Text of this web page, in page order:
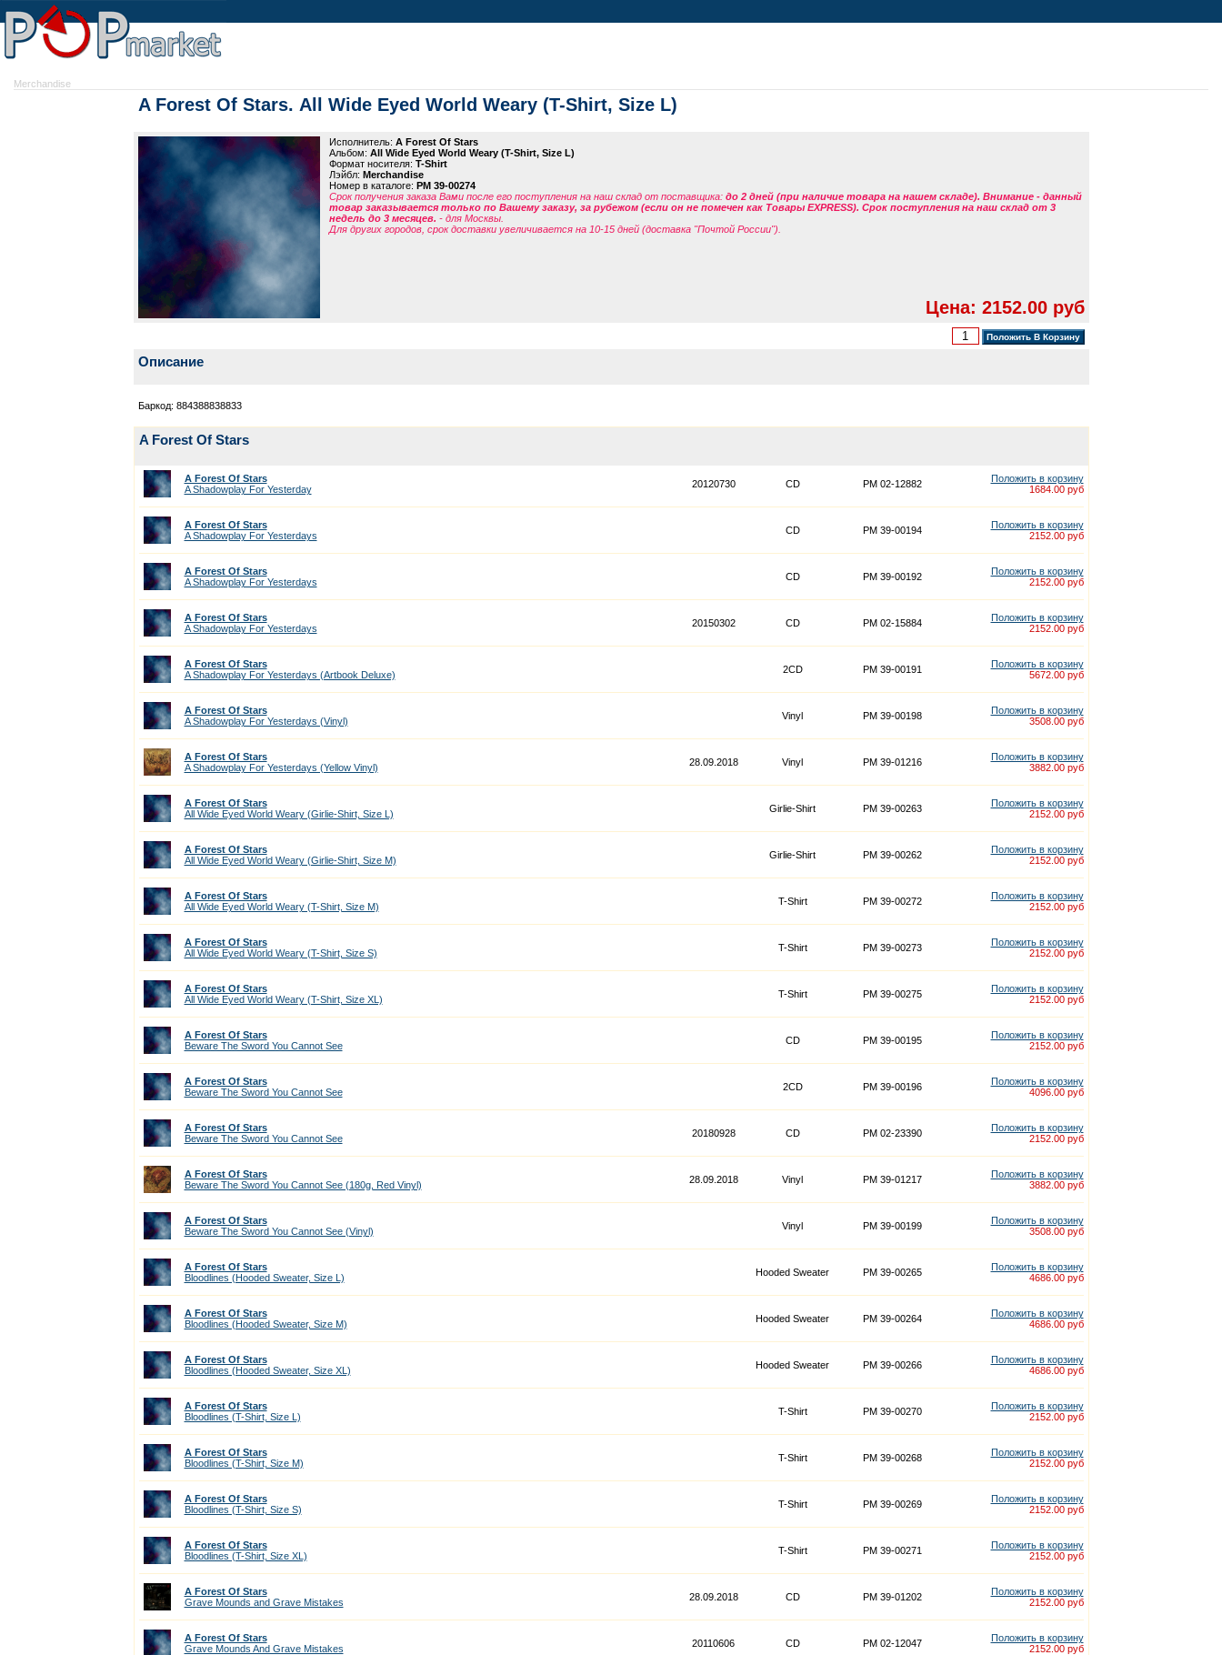
Merchandise
A Forest Of Stars. All Wide Eyed World Weary (T-Shirt, Size L)
Исполнитель: A Forest Of Stars
Альбом: All Wide Eyed World Weary (T-Shirt, Size L)
Формат носителя: T-Shirt
Лэйбл: Merchandise
Номер в каталоге: PM 39-00274
Срок получения заказа Вами после его поступления на наш склад от поставщика: до 2 дней (при наличие товара на нашем складе). Внимание - данный
товар заказывается только по Вашему заказу, за рубежом (если он не помечен как Товары EXPRESS). Срок поступления на наш склад от 3
недель до 3 месяцев. - для Москвы.
Для других городов, срок доставки увеличивается на 10-15 дней (доставка "Почтой России").
Цена: 2152.00 руб
Описание
Баркод: 884388838833
A Forest Of Stars
A Forest Of Stars
A Shadowplay For Yesterday
20120730 CD PM 02-12882
Положить в корзину
1684.00 руб
A Forest Of Stars
A Shadowplay For Yesterdays
CD PM 39-00194
Положить в корзину
2152.00 руб
A Forest Of Stars
A Shadowplay For Yesterdays
CD PM 39-00192
Положить в корзину
2152.00 руб
A Forest Of Stars
A Shadowplay For Yesterdays
20150302 CD PM 02-15884
Положить в корзину
2152.00 руб
A Forest Of Stars
A Shadowplay For Yesterdays (Artbook Deluxe)
2CD PM 39-00191
Положить в корзину
5672.00 руб
A Forest Of Stars
A Shadowplay For Yesterdays (Vinyl)
Vinyl PM 39-00198
Положить в корзину
3508.00 руб
A Forest Of Stars
A Shadowplay For Yesterdays (Yellow Vinyl)
28.09.2018 Vinyl PM 39-01216
Положить в корзину
3882.00 руб
A Forest Of Stars
All Wide Eyed World Weary (Girlie-Shirt, Size L)
Girlie-Shirt PM 39-00263
Положить в корзину
2152.00 руб
A Forest Of Stars
All Wide Eyed World Weary (Girlie-Shirt, Size M)
Girlie-Shirt PM 39-00262
Положить в корзину
2152.00 руб
A Forest Of Stars
All Wide Eyed World Weary (T-Shirt, Size M)
T-Shirt PM 39-00272
Положить в корзину
2152.00 руб
A Forest Of Stars
All Wide Eyed World Weary (T-Shirt, Size S)
T-Shirt PM 39-00273
Положить в корзину
2152.00 руб
A Forest Of Stars
All Wide Eyed World Weary (T-Shirt, Size XL)
T-Shirt PM 39-00275
Положить в корзину
2152.00 руб
A Forest Of Stars
Beware The Sword You Cannot See
CD PM 39-00195
Положить в корзину
2152.00 руб
A Forest Of Stars
Beware The Sword You Cannot See
2CD PM 39-00196
Положить в корзину
4096.00 руб
A Forest Of Stars
Beware The Sword You Cannot See
20180928 CD PM 02-23390
Положить в корзину
2152.00 руб
A Forest Of Stars
Beware The Sword You Cannot See (180g, Red Vinyl)
28.09.2018 Vinyl PM 39-01217
Положить в корзину
3882.00 руб
A Forest Of Stars
Beware The Sword You Cannot See (Vinyl)
Vinyl PM 39-00199
Положить в корзину
3508.00 руб
A Forest Of Stars
Bloodlines (Hooded Sweater, Size L)
Hooded Sweater PM 39-00265
Положить в корзину
4686.00 руб
A Forest Of Stars
Bloodlines (Hooded Sweater, Size M)
Hooded Sweater PM 39-00264
Положить в корзину
4686.00 руб
A Forest Of Stars
Bloodlines (Hooded Sweater, Size XL)
Hooded Sweater PM 39-00266
Положить в корзину
4686.00 руб
A Forest Of Stars
Bloodlines (T-Shirt, Size L)
T-Shirt PM 39-00270
Положить в корзину
2152.00 руб
A Forest Of Stars
Bloodlines (T-Shirt, Size M)
T-Shirt PM 39-00268
Положить в корзину
2152.00 руб
A Forest Of Stars
Bloodlines (T-Shirt, Size S)
T-Shirt PM 39-00269
Положить в корзину
2152.00 руб
A Forest Of Stars
Bloodlines (T-Shirt, Size XL)
T-Shirt PM 39-00271
Положить в корзину
2152.00 руб
A Forest Of Stars
Grave Mounds and Grave Mistakes
28.09.2018 CD PM 39-01202
Положить в корзину
2152.00 руб
A Forest Of Stars
Grave Mounds And Grave Mistakes
20110606 CD PM 02-12047
Положить в корзину
2152.00 руб